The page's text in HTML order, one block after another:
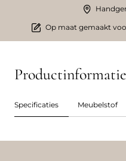
Op maat gemaakt
Productinformatie
Specificaties Meubelstof